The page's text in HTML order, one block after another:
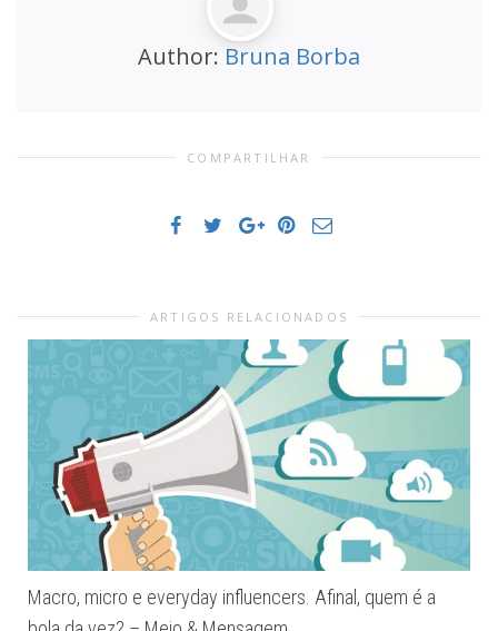
Author: Bruna Borba
COMPARTILHAR
ARTIGOS RELACIONADOS
Macro, micro e everyday influencers. Afinal, quem é a